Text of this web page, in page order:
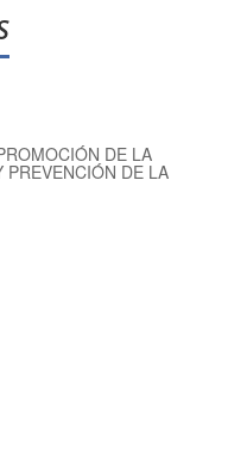
DE LA
PREVENCIÓN DE LA